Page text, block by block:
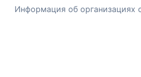
Информация об организациях